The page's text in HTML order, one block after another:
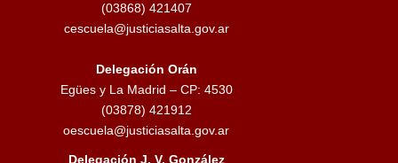
(03868) 421407
cescuela@justiciasalta.gov.ar
Delegación Orán
Egües y La Madrid – CP: 4530
(03878) 421912
oescuela@justiciasalta.gov.ar
Delegación J. V. González